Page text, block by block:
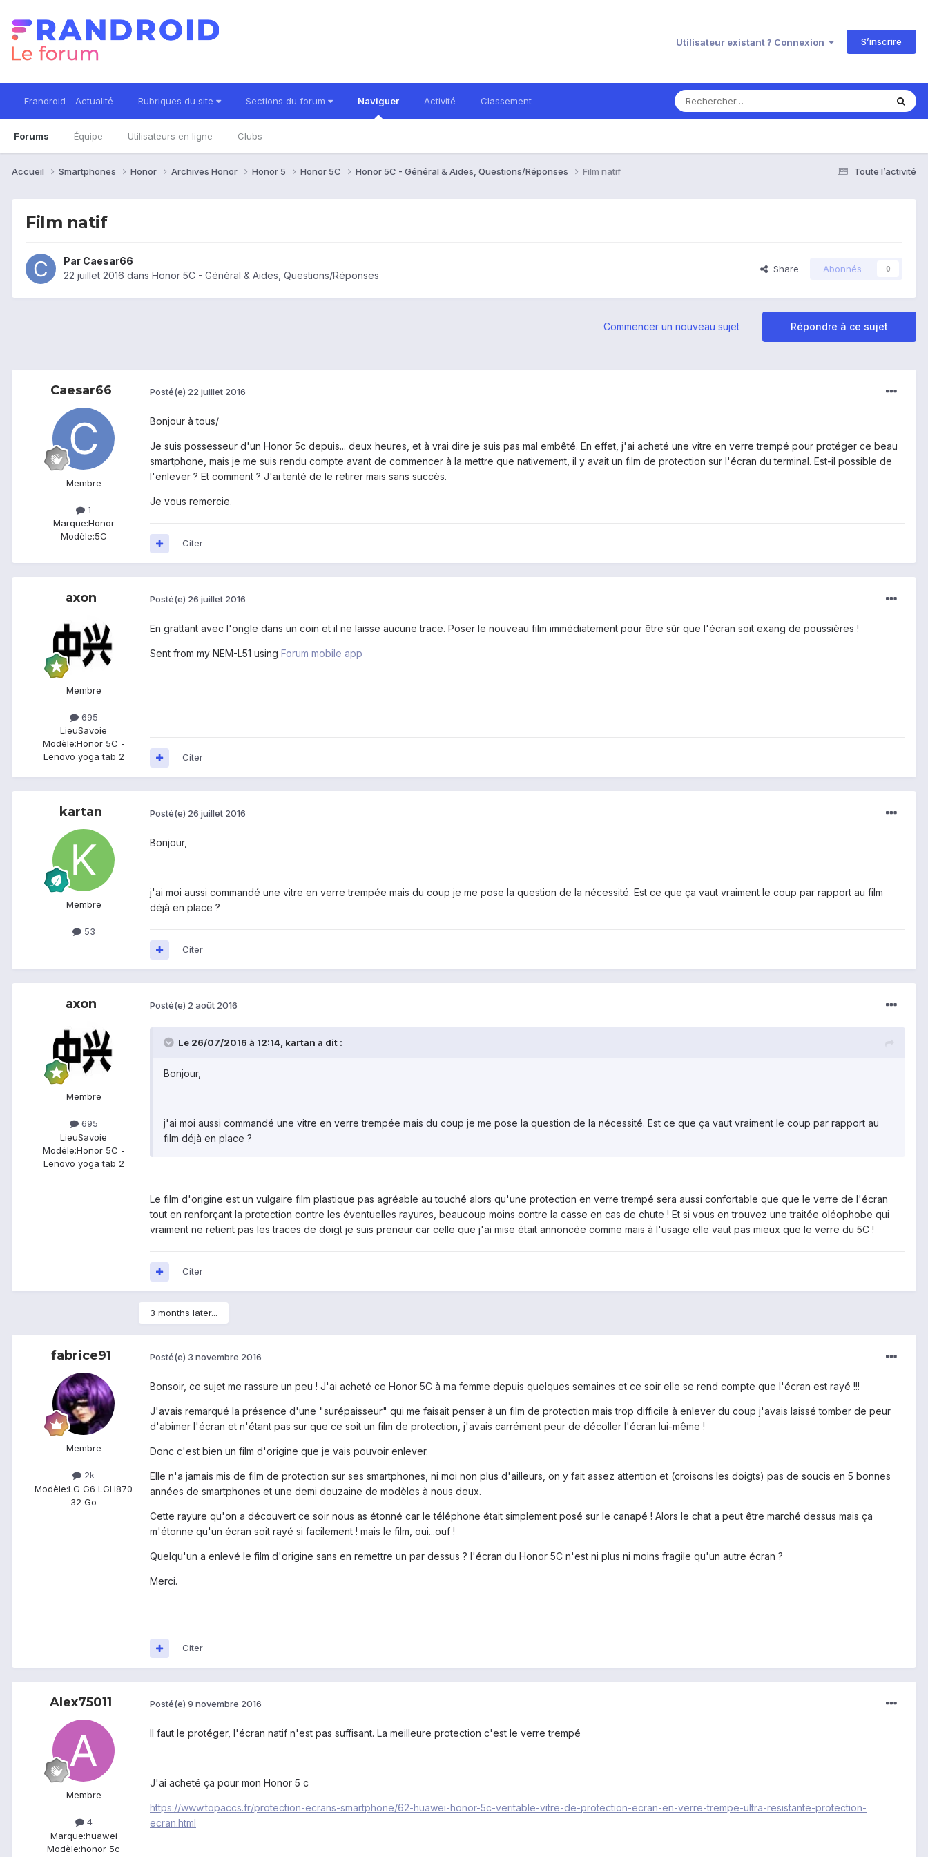
Utilisateur existant ? Connexion S’inscrire
Frandroid - Actualité Rubriques du site Sections du forum Naviguer
Forums Équipe Utilisateurs en ligne Clubs
Activité Classement
Toute l’activité
Accueil Smartphones Honor Archives Honor Honor 5 Honor 5C Honor 5C - Général & Aides, Questions/Réponses Film natif
Film natif
Par Caesar66
22 juillet 2016 dans Honor 5C - Général & Aides, Questions/Réponses
Share Abonnés 0
Répondre à ce sujet
Commencer un nouveau sujet
Caesar66
Membre
1
Marque:Honor
Modèle:5C
Posté(e) 22 juillet 2016
Bonjour à tous/
Je suis possesseur d'un Honor 5c depuis... deux heures, et à vrai dire je suis pas mal embêté. En effet, j'ai acheté une vitre en verre trempé pour protéger ce beau
smartphone, mais je me suis rendu compte avant de commencer à la mettre que nativement, il y avait un film de protection sur l'écran du terminal. Est-il possible de
l'enlever ? Et comment ? J'ai tenté de le retirer mais sans succès.
Je vous remercie.
Citer
axon
Membre
695
LieuSavoie
Modèle:Honor 5C -
Lenovo yoga tab 2
Posté(e) 26 juillet 2016
En grattant avec l'ongle dans un coin et il ne laisse aucune trace. Poser le nouveau film immédiatement pour être sûr que l'écran soit exang de poussières !
Sent from my NEM-L51 using Forum mobile app
Citer
kartan
Membre
53
Posté(e) 26 juillet 2016
Bonjour,
j'ai moi aussi commandé une vitre en verre trempée mais du coup je me pose la question de la nécessité. Est ce que ça vaut vraiment le coup par rapport au film
déjà en place ?
Citer
axon
Membre
695
LieuSavoie
Modèle:Honor 5C -
Lenovo yoga tab 2
Posté(e) 2 août 2016
Le 26/07/2016 à 12:14, kartan a dit :
Bonjour,
j'ai moi aussi commandé une vitre en verre trempée mais du coup je me pose la question de la nécessité. Est ce que ça vaut vraiment le coup par rapport au
film déjà en place ?
Le film d'origine est un vulgaire film plastique pas agréable au touché alors qu'une protection en verre trempé sera aussi confortable que que le verre de l'écran
tout en renforçant la protection contre les éventuelles rayures, beaucoup moins contre la casse en cas de chute ! Et si vous en trouvez une traitée oléophobe qui
vraiment ne retient pas les traces de doigt je suis preneur car celle que j'ai mise était annoncée comme mais à l'usage elle vaut pas mieux que le verre du 5C !
Citer
3 months later...
fabrice91
Membre
2k
Modèle:LG G6 LGH870
32 Go
Posté(e) 3 novembre 2016
Bonsoir, ce sujet me rassure un peu ! J'ai acheté ce Honor 5C à ma femme depuis quelques semaines et ce soir elle se rend compte que l'écran est rayé !!!
J'avais remarqué la présence d'une "surépaisseur" qui me faisait penser à un film de protection mais trop difficile à enlever du coup j'avais laissé tomber de peur
d'abimer l'écran et n'étant pas sur que ce soit un film de protection, j'avais carrément peur de décoller l'écran lui-même !
Donc c'est bien un film d'origine que je vais pouvoir enlever.
Elle n'a jamais mis de film de protection sur ses smartphones, ni moi non plus d'ailleurs, on y fait assez attention et (croisons les doigts) pas de soucis en 5 bonnes
années de smartphones et une demi douzaine de modèles à nous deux.
Cette rayure qu'on a découvert ce soir nous as étonné car le téléphone était simplement posé sur le canapé ! Alors le chat a peut être marché dessus mais ça
m'étonne qu'un écran soit rayé si facilement ! mais le film, oui...ouf !
Quelqu'un a enlevé le film d'origine sans en remettre un par dessus ? l'écran du Honor 5C n'est ni plus ni moins fragile qu'un autre écran ?
Merci.
Citer
Alex75011
Membre
4
Marque:huawei
Modèle:honor 5c
Posté(e) 9 novembre 2016
Il faut le protéger, l'écran natif n'est pas suffisant. La meilleure protection c'est le verre trempé
J'ai acheté ça pour mon Honor 5 c
https://www.topaccs.fr/protection-ecrans-smartphone/62-huawei-honor-5c-veritable-vitre-de-protection-ecran-en-verre-trempe-ultra-resistante-protection-
ecran.html